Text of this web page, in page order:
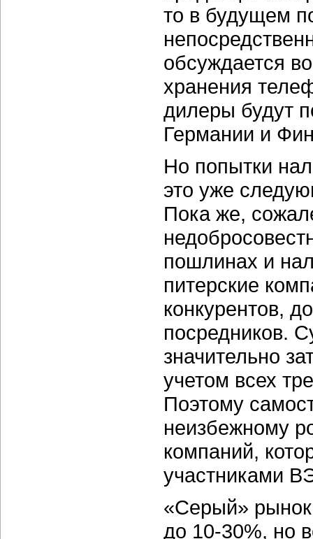
то в будущем
обсуждается
хранения
дилеры будут
Германии и
Но попытки
это уже
Пока же,
пошлинах и
питерские
конкурентов,
посредников.
значительно
учетом всех
Поэтому
неизбежному
компаний,
участниками
«Серый» рынок
до 10-30%, но